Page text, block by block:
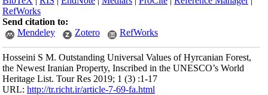
RefWorks
Send citation to:
Mendeley
Zotero RefWorks
Hosseini S M. Outstanding Universal Values of Hyrcanian Forest,
the Newest Iranian Property, Inscribed in the UNESCO’s World
Heritage List. Tour Res 2019; 1 (3) :1-17
URL:http://tr.richt.ir/article-7-69-fa.html